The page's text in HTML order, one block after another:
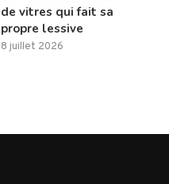
de vitres qui fait sa
propre lessive
8 juillet 2026